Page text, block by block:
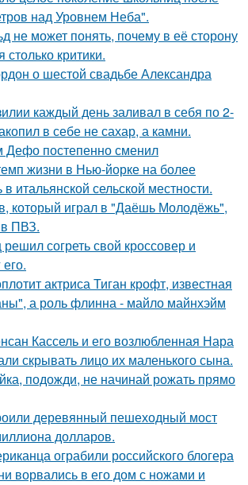
над Уровнем Неба".
не может понять, почему в её сторону
столько критики.
о шестой свадьбе Александра
каждый день заливал в себя по 2-
в себе не сахар, а камни.
Дефо постепенно сменил
жизни в Нью-йорке на более
итальянской сельской местности.
который играл в "Даёшь Молодёжь",
в ПВЗ.
согреть свой кроссовер и
актриса Тиган крофт, известная
а роль флинна - майло майнхэйм
Кассель и его возлюбленная Нара
скрывать лицо их маленького сына.
подожди, не начинай рожать прямо
деревянный пешеходный мост
долларов.
ограбили российского блогера
ворвались в его дом с ножами и